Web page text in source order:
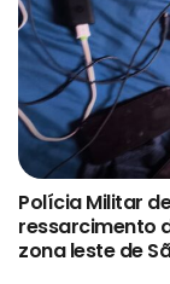
Polícia Militar
ressarcimento
zona leste de